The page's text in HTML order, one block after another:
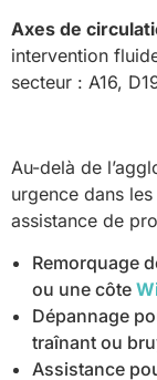
Axes de
intervention
secteur : A16,
Au-delà de
urgence dans
assistance de
Remorquage
ou une côte
Dépannage
traînant ou
Assistance